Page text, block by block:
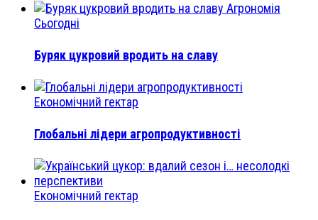
Агрономія
Сьогодні
Буряк цукровий вродить на славу
Економічний гектар
Глобальні лідери агропродуктивності
Економічний гектар